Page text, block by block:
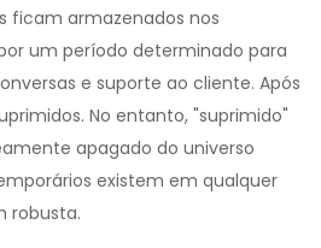
ficam armazenados nos
um período determinado para
e suporte ao cliente. Após
No entanto, "suprimido"
apagado do universo
existem em qualquer
robusta.